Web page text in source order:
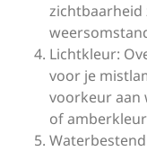
zichtbaarheid
Lichtkleur:
voor je
voorkeur aan
of